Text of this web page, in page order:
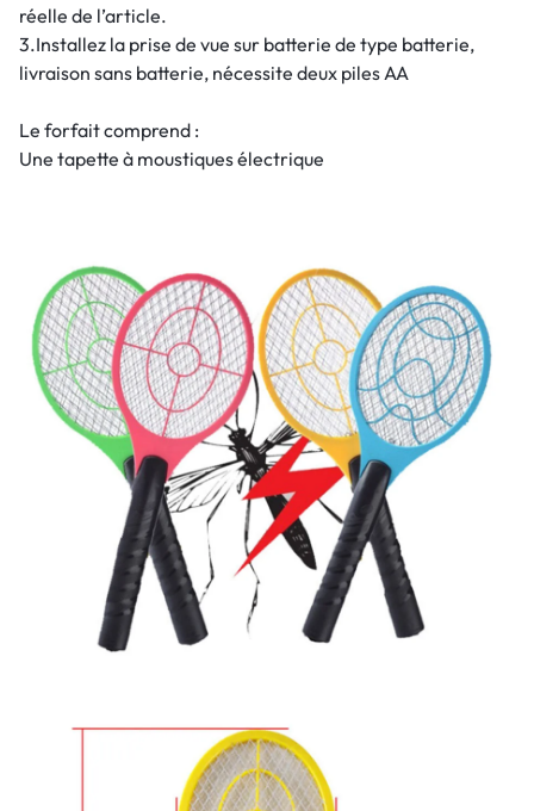
réelle de l’article.
3.Installez la prise de vue sur batterie de type batterie,
livraison sans batterie, nécessite deux piles AA
Le forfait comprend :
Une tapette à moustiques électrique